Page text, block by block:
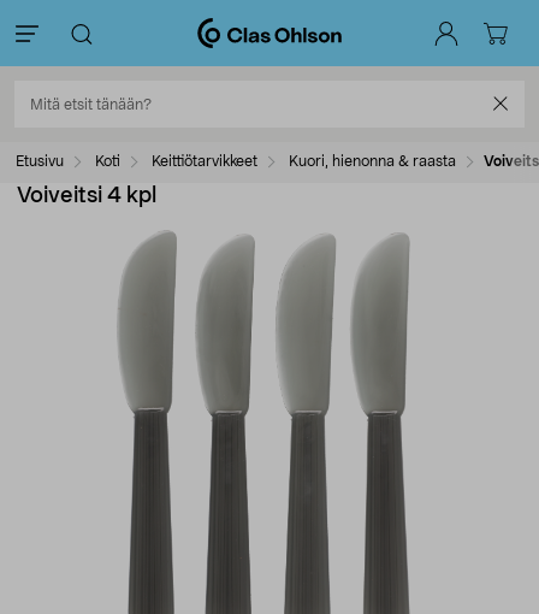
Etusivu Koti Keittiötarvikkeet Kuori, hienonna & raasta
Voiveitsi 4 kpl